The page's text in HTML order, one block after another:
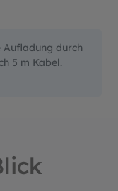
durch
5 m Kabel.